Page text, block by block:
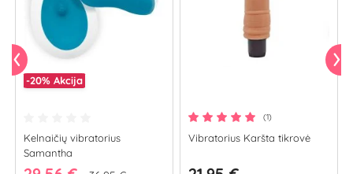
-20% Akcija
Kelnaičių vibratorius
Samantha
(1)
Vibratorius Karšta tikrovė